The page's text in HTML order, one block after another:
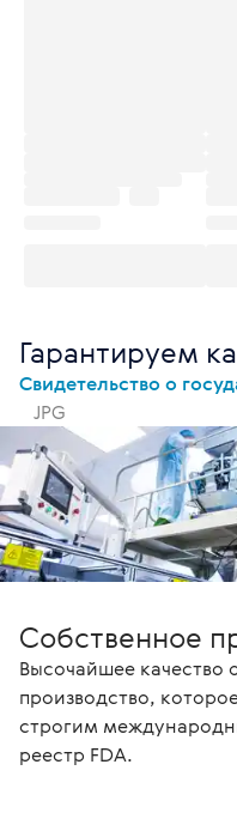
Гарантируем
Свидетельство о
JPG
Собственное
Высочайшее качество
производство,
строгим
реестр FDA.